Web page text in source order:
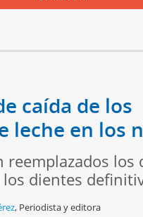
caída de los
leche en los
reemplazados los
dientes
, Periodista y editora